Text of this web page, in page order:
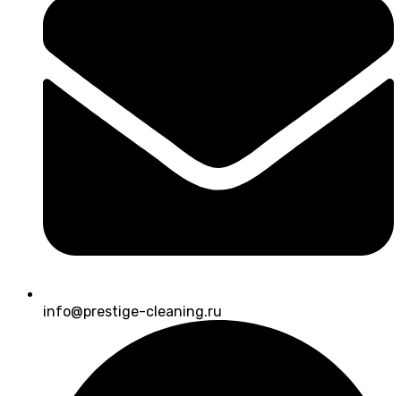
info@prestige-cleaning.ru